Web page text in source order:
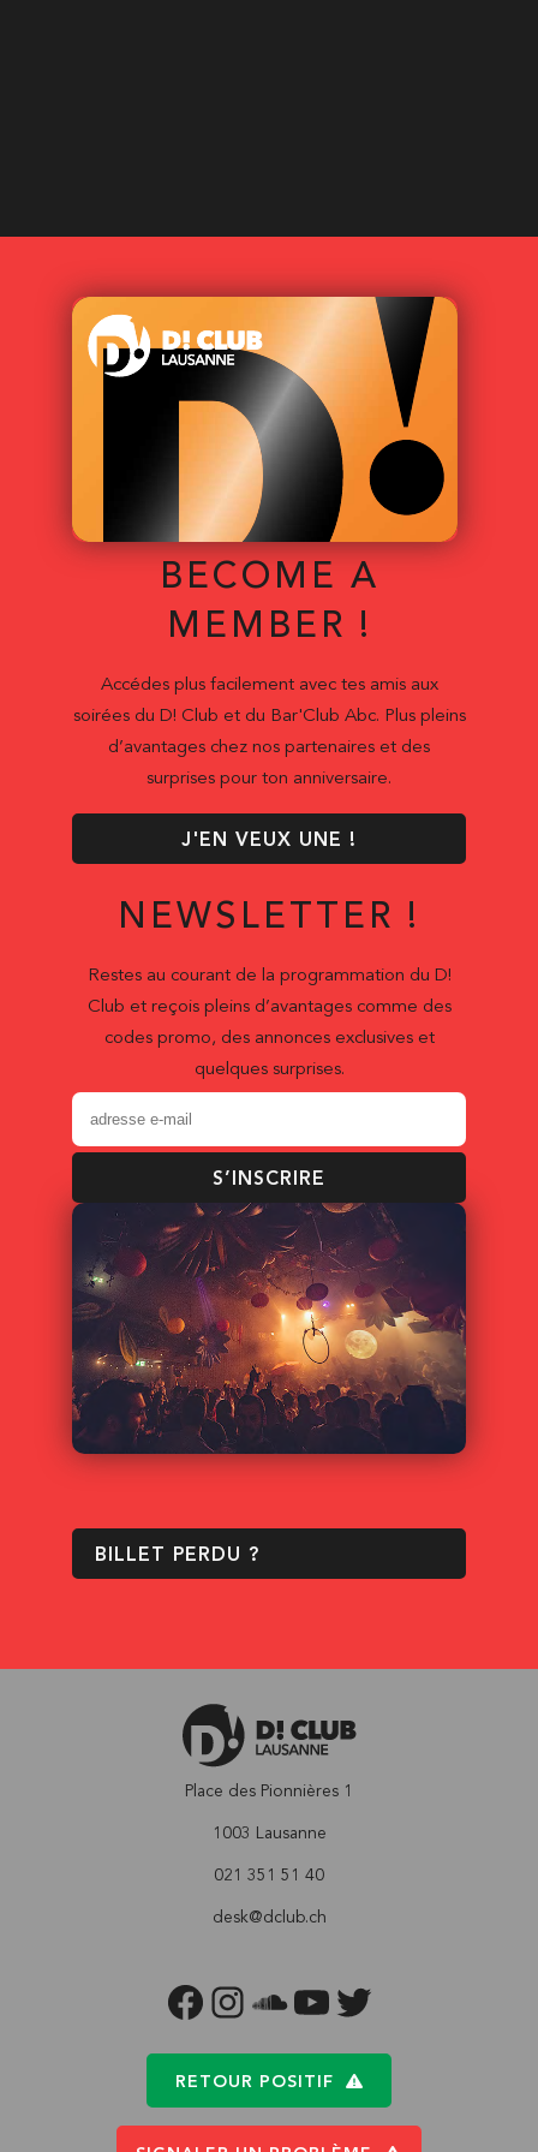
BECOME A
MEMBER !
Accédes plus facilement avec tes amis aux
soirées du D! Club et du Bar'Club Abc. Plus pleins
d’avantages chez nos partenaires et des
surprises pour ton anniversaire.
J'EN VEUX UNE !
NEWSLETTER !
Restes au courant de la programmation du D!
Club et reçois pleins d’avantages comme des
codes promo, des annonces exclusives et
quelques surprises.
S’INSCRIRE
BILLET PERDU ?
Place des Pionnières 1
1003 Lausanne
021 351 51 40
desk@dclub.ch
FACEBOOKINSTAGRAM
SOUNDCLOUD
YOUTUBETWITTER
RETOUR POSITIF